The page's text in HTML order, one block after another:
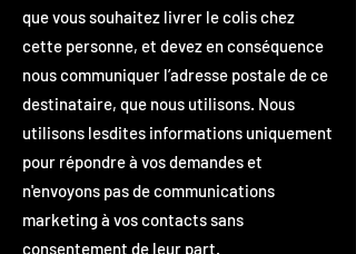
que vous souhaitez livrer le colis chez
cette personne, et devez en conséquence
nous communiquer l’adresse postale de ce
destinataire, que nous utilisons. Nous
utilisons lesdites informations uniquement
pour répondre à vos demandes et
n'envoyons pas de communications
marketing à vos contacts sans
consentement de leur part.